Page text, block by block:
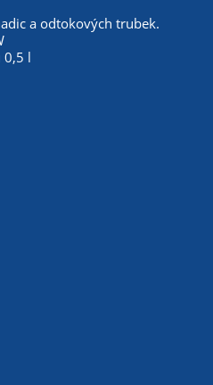
a odtokových trubek.
0,5 l